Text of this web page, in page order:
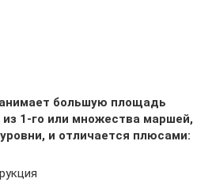
большую площадь
1-го или множества маршей,
и отличается плюсами: